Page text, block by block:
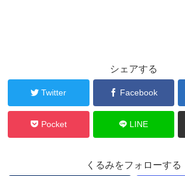
シェアする
Twitter Facebook
Pocket LINE
くるみをフォローする